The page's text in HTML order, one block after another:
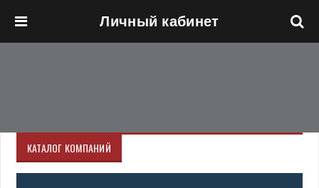
Личный кабинет
КАТАЛОГ КОМПАНИЙ